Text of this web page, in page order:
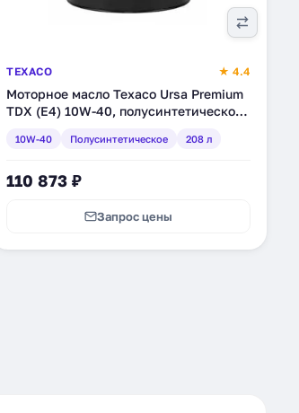
TEXACO ★ 4.4
Моторное масло Texaco Ursa Premium
TDX (E4) 10W-40, полусинтетическое,
10W-40 Полусинтетическое 208 л
110 873 ₽
Запрос цены